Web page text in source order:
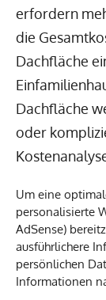
Um eine
personalisierte
AdSense)
ausführlichere
persönlichen
Informationen
erfordern
die
Dachfläche
Dachfläche
oder